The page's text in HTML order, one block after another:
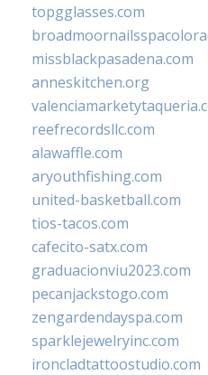
topgglasses.com
missblackpasadena.com
anneskitchen.org
reefrecordsllc.com
alawaffle.com
aryouthfishing.com
united-basketball.com
tios-tacos.com
cafecito-satx.com
graduacionviu2023.com
pecanjackstogo.com
zengardendayspa.com
sparklejewelryinc.com
ironcladtattoostudio.com